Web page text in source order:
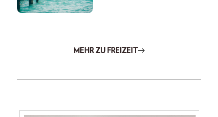
MEHR ZU FREIZEIT